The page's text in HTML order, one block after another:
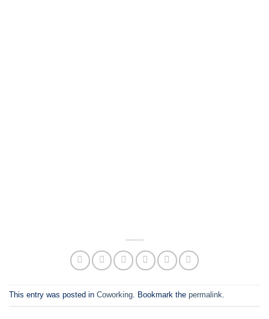
This entry was posted in Coworking . Bookmark the permalink